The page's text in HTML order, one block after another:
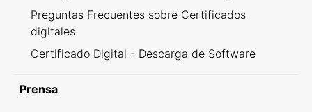
Preguntas Frecuentes sobre Certificados
digitales
Certificado Digital - Descarga de Software
Prensa